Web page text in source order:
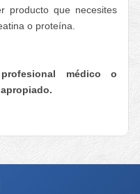
producto que necesites
o proteína.
médico o